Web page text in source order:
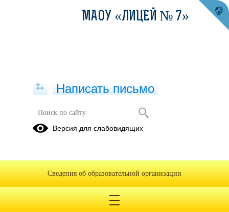
ОБРАЩЕНИЯ ГРАЖДАН
ПРОТИВОДЕЙСТВИЕ КОРРУПЦИИ
МАОУ «ЛИЦЕЙ № 7»
Написать письмо
Версия для слабовидящих
Сведения об образовательной организации